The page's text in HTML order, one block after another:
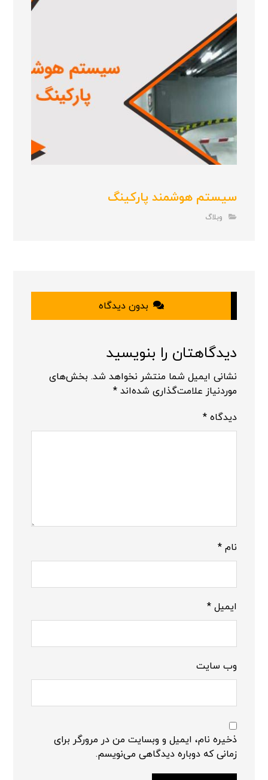
سیستم هوشمند پارکینگ
وبلاگ
بدون دیدگاه
دیدگاهتان را بنویسید
نشانی ایمیل شما منتشر نخواهد شد. بخش‌های
موردنیاز علامت‌گذاری شده‌اند*
دیدگاه*
نام*
ایمیل*
وب‌ سایت
ذخیره نام، ایمیل و وبسایت من در مرورگر برای
زمانی که دوباره دیدگاهی می‌نویسم.